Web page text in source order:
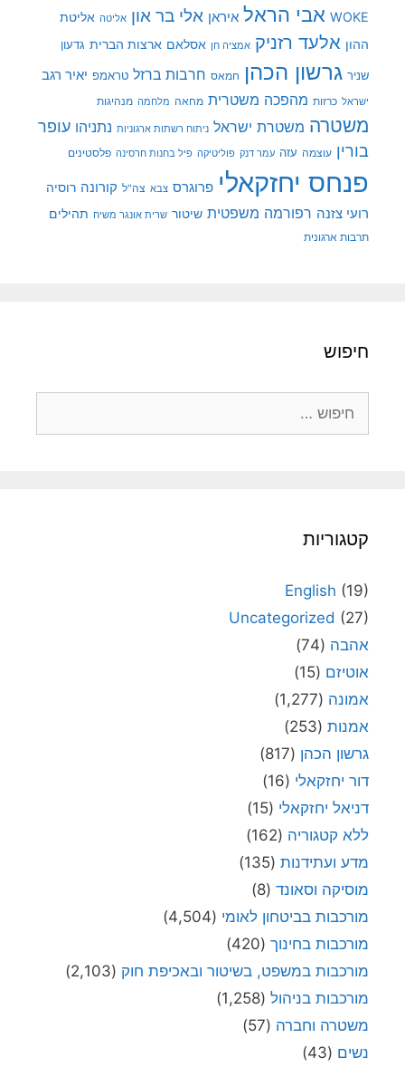
WOKE אבי הראל איראן אלי בר און אליטה אליטת
ההון אלעד רזניק אמציה חן אסלאם ארצות הברית גדעון
שניר גרשון הכהן חמאס חרבות ברזל טראמפ יאיר רגב
ישראל כרזות מהפכה משטרית מחאה מלחמה מנהיגות
משטרה משטרת ישראל ניתוח רשתות ארגוניות נתניהו עופר
בורין עוצמה עזה עמר דנק פוליטיקה פיל בחנות חרסינה פלסטינים
פנחס יחזקאלי פרוגרס צבא צה"ל קורונה רוסיה
רועי צזנה רפורמה משפטית שיטור שרית אונגר משיח תהילים
תרבות ארגונית
חיפוש
קטגוריות
English (19)
Uncategorized (27)
אהבה (74)
אוטיזם (15)
אמונה (1,277)
אמנות (253)
גרשון הכהן (817)
דור יחזקאלי (16)
דניאל יחזקאלי (15)
ללא קטגוריה (162)
מדע ועתידנות (135)
מוסיקה וסאונד (8)
מורכבות בביטחון לאומי (4,504)
מורכבות בחינוך (420)
מורכבות במשפט, בשיטור ובאכיפת חוק (2,103)
מורכבות בניהול (1,258)
משטרה וחברה (57)
נשים (43)